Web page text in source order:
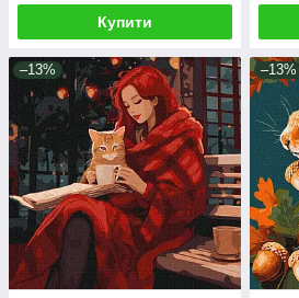
Купити
–13% –13%